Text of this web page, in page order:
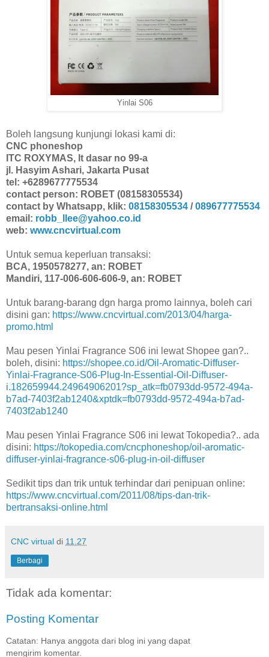
Yinlai S06
Boleh langsung kunjungi lokasi kami di:
CNC phoneshop
ITC ROXYMAS, lt dasar no 99-a
jl. Hasyim Ashari, Jakarta Pusat
tel: +6289677775534
contact person: ROBET (08158305534)
contact by Whatsapp, klik: 08158305534 /089677775534
email: robb_llee@yahoo.co.id
web: www.cncvirtual.com
Untuk semua keperluan transaksi:
BCA, 1950578277, an: ROBET
Mandiri, 117-006-606-606-9, an: ROBET
Untuk barang-barang dgn harga promo lainnya, boleh cari
disini gan: https://www.cncvirtual.com/2013/04/harga-
promo.html
Mau pesen Yinlai Fragrance S06 ini lewat Shopee gan?..
boleh, disini: https://shopee.co.id/Oil-Aromatic-Diffuser-
Yinlai-Fragrance-S06-Plug-In-Essential-Oil-Diffuser-
i.182659944.24964906201?sp_atk=fb0793dd-9572-494a-
b7ad-7403f2ab1240&xptdk=fb0793dd-9572-494a-b7ad-
7403f2ab1240
Mau pesen Yinlai Fragrance S06 ini lewat Tokopedia?.. ada
disini: https://tokopedia.com/cncphoneshop/oil-aromatic-
diffuser-yinlai-fragrance-s06-plug-in-oil-diffuser
Sedikit tips dan trik untuk terhindar dari penipuan online:
https://www.cncvirtual.com/2011/08/tips-dan-trik-
bertransaksi-online.html
CNC virtual di 11.27
Berbagi
Tidak ada komentar:
Posting Komentar
Catatan: Hanya anggota dari blog ini yang dapat
mengirim komentar.